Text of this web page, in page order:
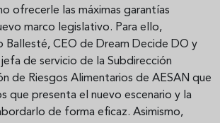
ofrecerle las máximas garantías
marco legislativo. Para ello,
Ballesté, CEO de Dream Decide DO y
de servicio de la Subdirección
de Riesgos Alimentarios de AESAN que
que presenta el nuevo escenario y la
de forma eficaz. Asimismo,